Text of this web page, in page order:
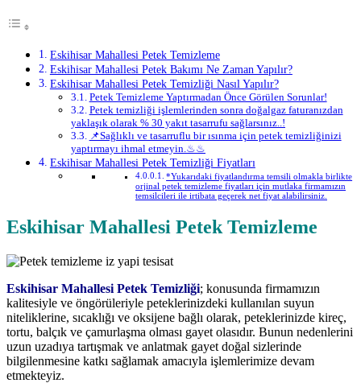
Eskihisar Mahallesi Petek Temizleme
Eskihisar Mahallesi Petek Bakımı Ne Zaman Yapılır?
Eskihisar Mahallesi Petek Temizliği Nasıl Yapılır?
Petek Temizleme Yaptırmadan Önce Görülen Sorunlar!
Petek temizliği işlemlerinden sonra doğalgaz faturanızdan
yaklaşık olarak % 30 yakıt tasarrufu sağlarsınız..!
📌Sağlıklı ve tasarruflu bir ısınma için petek temizliğinizi
yaptırmayı ihmal etmeyin.♨♨
Eskihisar Mahallesi Petek Temizliği Fiyatları
*Yukarıdaki fiyatlandırma temsili olmakla birlikte
orjinal petek temizleme fiyatları için mutlaka firmamızın
temsilcileri ile irtibata geçerek net fiyat alabilirsiniz.
Eskihisar Mahallesi Petek Temizleme
Eskihisar Mahallesi Petek Temizliği; konusunda firmamızın
kalitesiyle ve öngörüleriyle peteklerinizdeki kullanılan suyun
niteliklerine, sıcaklığı ve oksijene bağlı olarak, peteklerinizde kireç,
tortu, balçık ve çamurlaşma olması gayet olasıdır. Bunun nedenlerini
uzun uzadıya tartışmak ve anlatmak gayet doğal sizlerinde
bilgilenmesine katkı sağlamak amacıyla işlemlerimize devam
etmekteyiz.